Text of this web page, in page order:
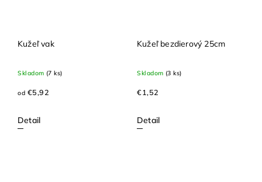
Kužeľ vak
Skladom (7 ks)
od €5,92
Detail
Kužeľ bezdierový 25cm
Skladom (3 ks)
€1,52
Detail